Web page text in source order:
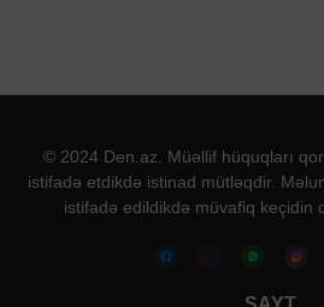
© 2024 Den.az. Müəllif hüquqları
istifadə etdikdə istinad mütləqdir.
istifadə edildikdə müvafiq keçidin